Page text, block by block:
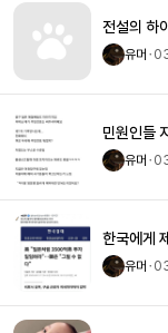
전설의 하
유머ㆍ
민원인들
유머ㆍ
한국에게
유머ㆍ